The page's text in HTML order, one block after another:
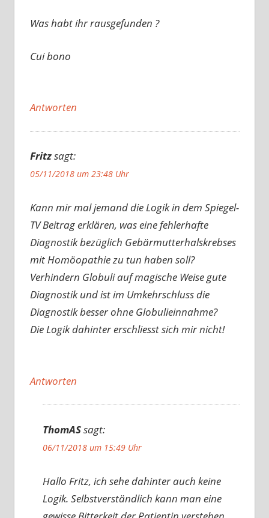
Was habt ihr rausgefunden ?
Cui bono
Antworten
Fritzsagt:
05/11/2018 um 23:48 Uhr
Kann mir mal jemand die Logik in dem Spiegel-
TV Beitrag erklären, was eine fehlerhafte
Diagnostik bezüglich Gebärmutterhalskrebses
mit Homöopathie zu tun haben soll?
Verhindern Globuli auf magische Weise gute
Diagnostik und ist im Umkehrschluss die
Diagnostik besser ohne Globulieinnahme?
Die Logik dahinter erschliesst sich mir nicht!
Antworten
ThomASsagt:
06/11/2018 um 15:49 Uhr
Hallo Fritz, ich sehe dahinter auch keine
Logik. Selbstverständlich kann man eine